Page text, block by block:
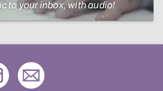
to your inbox, with audio!